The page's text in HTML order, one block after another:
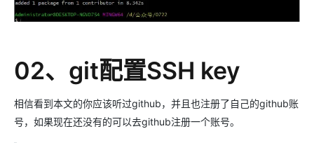
02、git配置SSH key
相信看到本文的你应该听过github，并且也注册了自己的github账
号，如果现在还没有的可以去github注册一个账号。